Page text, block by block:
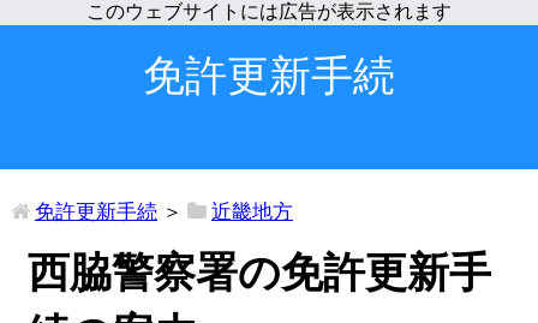
免許更新手続
免許更新手続＞ 近畿地方
西脇警察署の免許更新手